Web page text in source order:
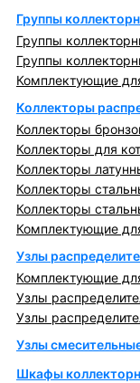
Группы
Группы
Группы
Комплектующие
Коллекторы
Коллекторы
Коллекторы для
Коллекторы
Коллекторы
Коллекторы
Комплектующие
Узлы
Комплектующие
Узлы
Узлы
Узлы
Шкафы